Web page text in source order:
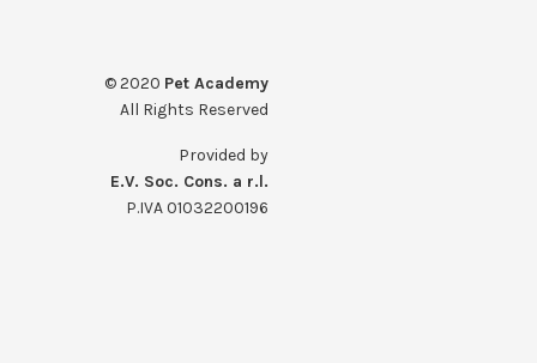
© 2020 Pet Academy
All Rights Reserved
Provided by
E.V. Soc. Cons. a r.l.
P.IVA 01032200196